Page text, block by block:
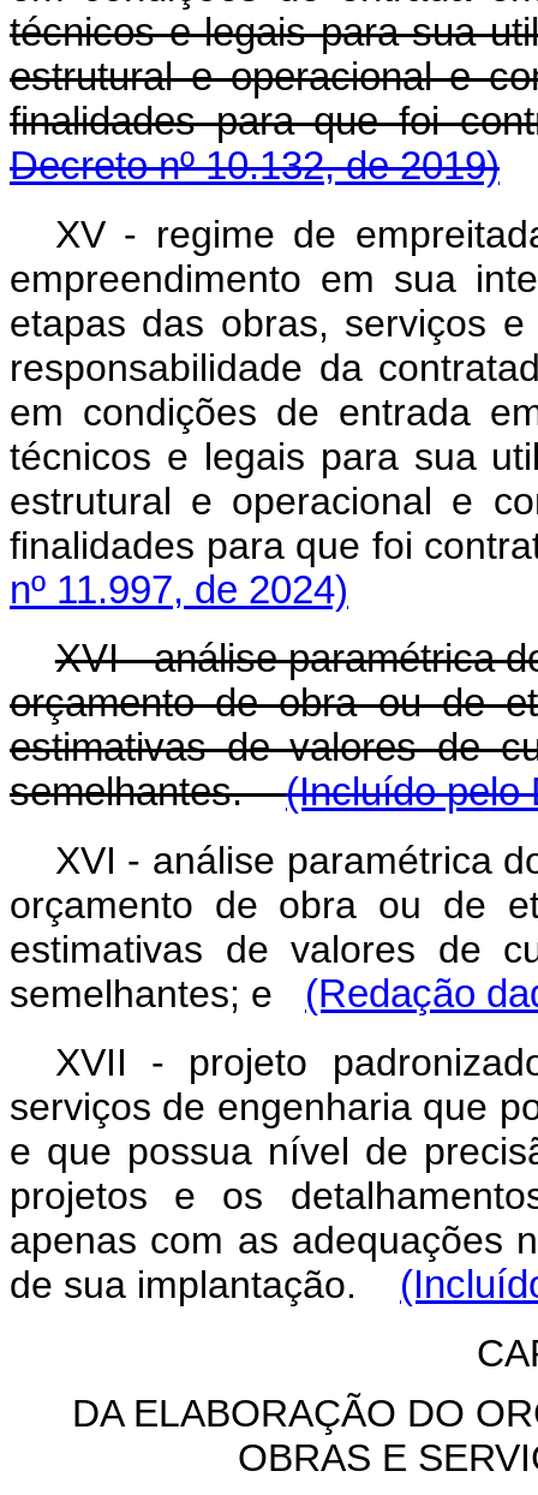
técnicos e legais para sua
estrutural e operacional e
finalidades para que foi
Decreto nº 10.132, de 2019)
XV - regime de
empreendimento em sua
etapas das obras, serviços
responsabilidade da
em condições de entrada
técnicos e legais para sua
estrutural e operacional e
finalidades para que foi
nº 11.997, de 2024)
XVI - análise paramétrica
orçamento de obra ou de
estimativas de valores de
semelhantes.(Incluído pelo
XVI - análise paramétrica
orçamento de obra ou de
estimativas de valores de
semelhantes; e (Redação
XVII - projeto
serviços de engenharia que
e que possua nível de
projetos e os
apenas com as adequações
de sua implantação.
DA ELABORAÇÃO DO
OBRAS E